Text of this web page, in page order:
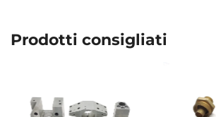
Prodotti consigliati